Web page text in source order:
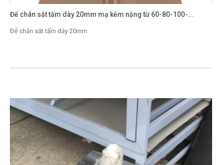
Đế chân sắt tấm dày 20mm mạ kẽm nặng từ 60-80-100-...
Đế chân sắt tấm dày 20mm